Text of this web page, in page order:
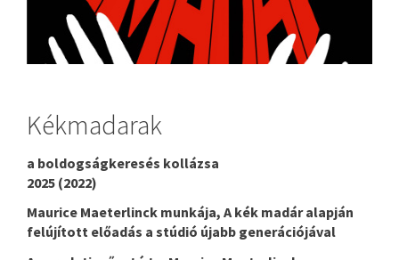
Kékmadarak
a boldogságkeresés kollázsa
2025 (2022)
Maurice Maeterlinck munkája, A kék madár alapján
felújított előadás a stúdió újabb generációjával